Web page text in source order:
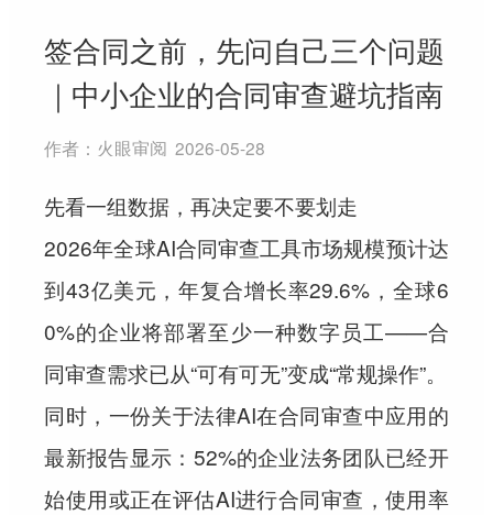
签合同之前，先问自己三个问题
｜中小企业的合同审查避坑指南
作者： 火眼审阅 2026-05-28
先看一组数据，再决定要不要划走
2026年全球AI合同审查工具市场规模预计达
到43亿美元，年复合增长率29.6%，全球6
0%的企业将部署至少一种数字员工——合
同审查需求已从“可有可无”变成“常规操作”。
同时，一份关于法律AI在合同审查中应用的
最新报告显示： 52%的企业法务团队已经开
始使用或正在评估AI进行合同审查 ，使用率